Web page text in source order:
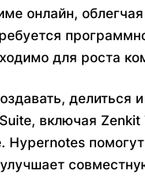
онлайн,
для роста
делиться
включая